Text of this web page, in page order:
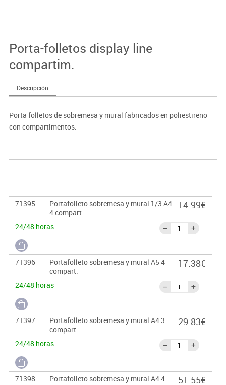
Porta-folletos display line
compartim.
Descripción
Porta folletos de sobremesa y mural fabricados en poliestireno
con compartimentos.
71395
Portafolleto sobremesa y mural 1/3 A4.
4 compart.
24/48 horas
14.99€
71396
Portafolleto sobremesa y mural A5 4
compart.
24/48 horas
17.38€
71397
Portafolleto sobremesa y mural A4 3
compart.
24/48 horas
29.83€
71398
Portafolleto sobremesa y mural A4 4
51.55€